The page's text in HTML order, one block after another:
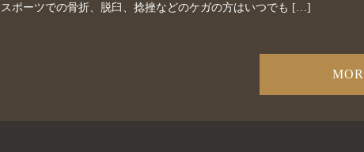
スポーツでの骨折、脱臼、捻挫などのケガの方はいつでも […]